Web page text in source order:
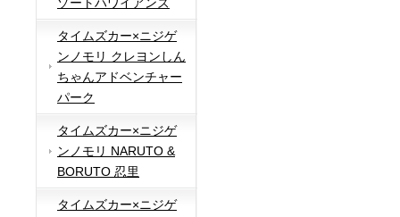
ゾートハワイアンズ
タイムズカー×ニジゲ
ンノモリ クレヨンしん
ちゃんアドベンチャー
パーク
タイムズカー×ニジゲ
ンノモリ NARUTO &
BORUTO 忍里
タイムズカー×ニジゲ